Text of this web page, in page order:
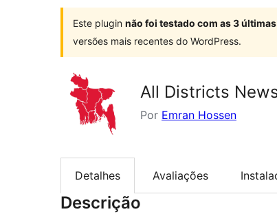
Este plugin não foi testado com as 3
versões mais recentes do WordPress.
All Districts
Por Emran Hossen
Detalhes Avaliações
Descrição